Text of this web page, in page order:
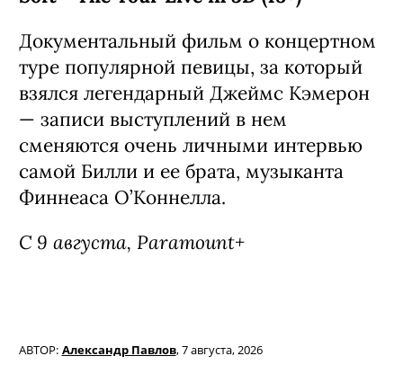
Soft - The Tour Live in 3D (18+)